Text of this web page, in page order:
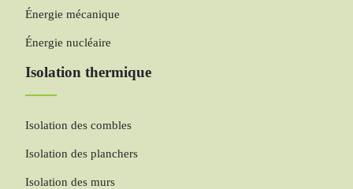
Énergie mécanique
Énergie nucléaire
Isolation thermique
Isolation des combles
Isolation des planchers
Isolation des murs